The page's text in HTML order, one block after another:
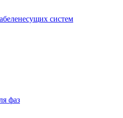
систем
фаз